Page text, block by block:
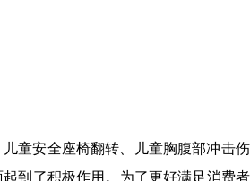
童安全座椅翻转、儿童胸腹部冲击
到了积极作用。为了更好满足消费